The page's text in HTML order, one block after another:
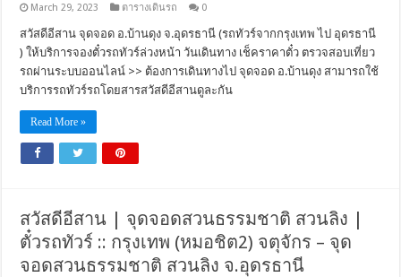
March 29, 2023 ตารางเดินรถ 0
สวัสดีอีสาน จุดจอด อ.บ้านดุง จ.อุดรธานี (รถทัวร์จากกรุงเทพ ไป อุดรธานี
) ให้บริการจองตั๋วรถทัวร์ล่วงหน้า วันเดินทาง เช็คราคาตั๋ว ตรวจสอบเที่ยว
รถผ่านระบบออนไลน์ >> ต้องการเดินทางไป จุดจอด อ.บ้านดุง สามารถใช้
บริการรถทัวร์รถโดยสารสวัสดีอีสานดูละกัน
Read More »
สวัสดีอีสาน | จุดจอดสวนธรรมชาติ สวนลิง |
ตั๋วรถทัวร์ :: กรุงเทพ (หมอชิต2) จตุจักร – จุด
จอดสวนธรรมชาติ สวนลิง จ.อุดรธานี